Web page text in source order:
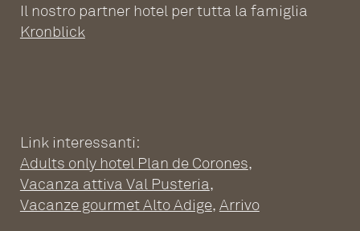
WELLNESS HOTEL PER
Il nostro partner hotel per tutta la famiglia
Kronblick
Link interessanti:
Adults only hotel Plan de Corones,
Vacanza attiva Val Pusteria,
Vacanze gourmet Alto Adige, Arrivo